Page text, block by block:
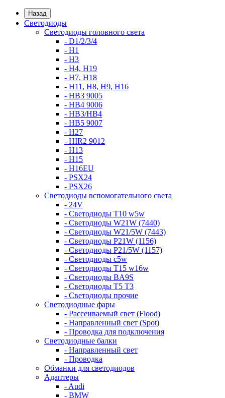
Назад
Светодиоды
Светодиоды головного света
- D1/2/3/4
- H1
- H3
- H4, H19
- H7, H18
- H11, H8, H9, H16
- HB3 9005
- HB4 9006
- HB3/HB4
- HB5 9007
- H27
- HIR2 9012
- H13
- H15
- H16EU
- PSX24
- PSX26
Светодиоды вспомогательного света
- 24V
- Светодиоды T10 w5w
- Светодиоды W21W (7440)
- Светодиоды W21/5W (7443)
- Светодиоды P21W (1156)
- Светодиоды P21/5W (1157)
- Светодиоды c5w
- Светодиоды T15 w16w
- Светодиоды BA9S
- Светодиоды T5 T3
- Светодиоды прочие
Светодиодные фары
- Рассеиваемый свет (Flood)
- Направленный свет (Spot)
- Проводка для подключения
Светодиодные балки
- Направленный свет
- Проводка
Обманки для светодиодов
Адаптеры
- Audi
- BMW